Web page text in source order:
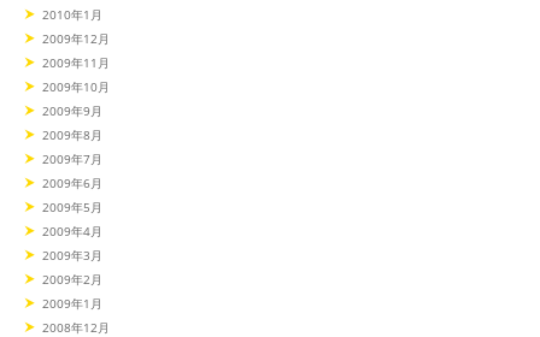
2010年1月
2009年12月
2009年11月
2009年10月
2009年9月
2009年8月
2009年7月
2009年6月
2009年5月
2009年4月
2009年3月
2009年2月
2009年1月
2008年12月